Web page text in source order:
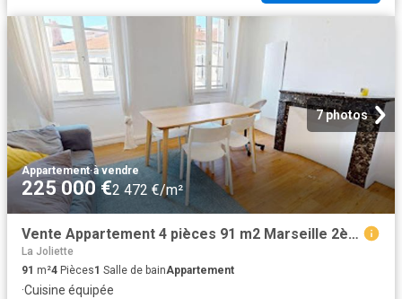
7 photos
Appartement·à vendre
225 000 €2 472 €/m²
Vente Appartement 4 pièces 91 m2 Marseille 2ème
La Joliette
91 m²4 Pièces1 Salle de bainAppartement
·Cuisine équipée